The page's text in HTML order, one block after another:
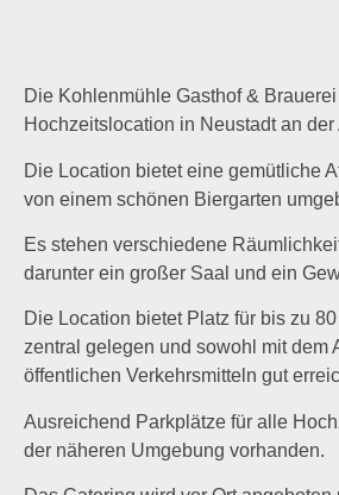
Die Kohlenmühle Gasthof &
Hochzeitslocation in Neustadt an der
Die Location bietet eine gemütliche
von einem schönen Biergarten
Es stehen verschiedene
darunter ein großer Saal und ein
Die Location bietet Platz für bis zu
zentral gelegen und sowohl mit dem
öffentlichen Verkehrsmitteln gut
Ausreichend Parkplätze für alle
der näheren Umgebung vorhanden.